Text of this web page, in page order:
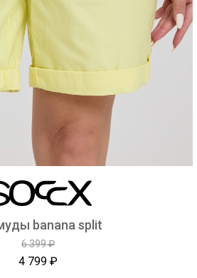
banana split
6 399 ₽
4 799 ₽